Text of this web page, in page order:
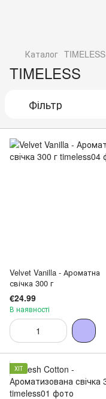
Каталог TIMELESS
TIMELESS
Фільтр
Velvet Vanilla - Ароматна
свічка 300 г
€24.99
В наявності
ХІТ